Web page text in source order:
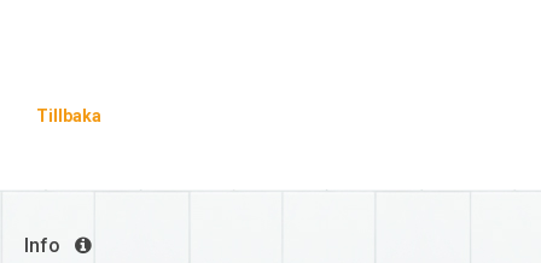
Tillbaka
Info